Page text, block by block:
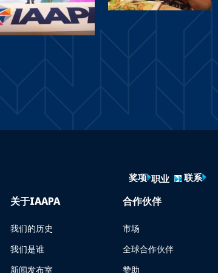
奖项 职业 联系
关于IAAPA
我们的历史
我们是谁
新闻发布室
合作伙伴
市场
全球合作伙伴
赞助